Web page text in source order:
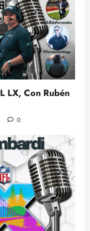
LX, Con Rubén
0